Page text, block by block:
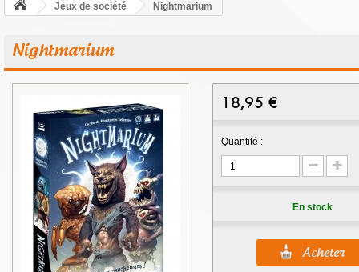
Jeux de société Nightmarium
Nightmarium
18,95 €
Quantité :
En stock